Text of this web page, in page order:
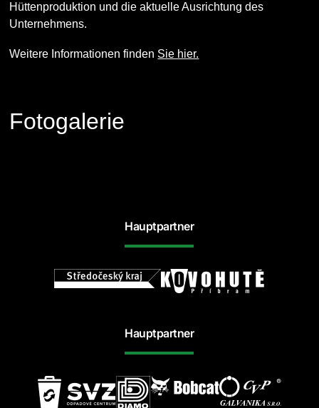
Hüttenproduktion und die aktuelle Ausrichtung des
Unternehmens.
Weitere Informationen finden Sie hier.
Fotogalerie
Hauptpartner
Hauptpartner